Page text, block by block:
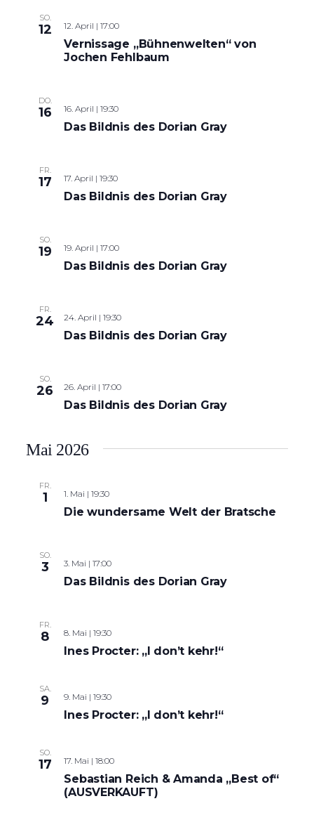
SO.
12 12. April | 17:00
Vernissage „Bühnenwelten“ von
Jochen Fehlbaum
DO.
16 16. April | 19:30
Das Bildnis des Dorian Gray
FR.
17 17. April | 19:30
Das Bildnis des Dorian Gray
SO.
19 19. April | 17:00
Das Bildnis des Dorian Gray
FR.
24 24. April | 19:30
Das Bildnis des Dorian Gray
SO.
26 26. April | 17:00
Das Bildnis des Dorian Gray
Mai 2026
FR.
1 1. Mai | 19:30
Die wundersame Welt der Bratsche
SO.
3 3. Mai | 17:00
Das Bildnis des Dorian Gray
FR.
8 8. Mai | 19:30
Ines Procter: „I don’t kehr!“
SA.
9 9. Mai | 19:30
Ines Procter: „I don’t kehr!“
SO.
17 17. Mai | 18:00
Sebastian Reich & Amanda „Best of“
(AUSVERKAUFT)